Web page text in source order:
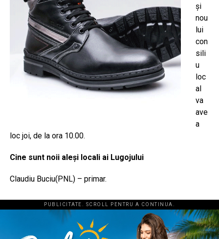
și
nou
lui
con
sili
u
loc
al
va
ave
a
loc joi, de la ora 10.00.
Cine sunt noii aleși locali ai Lugojului
Claudiu Buciu(PNL) – primar.
PUBLICITATE. SCROLL PENTRU A CONTINUA.